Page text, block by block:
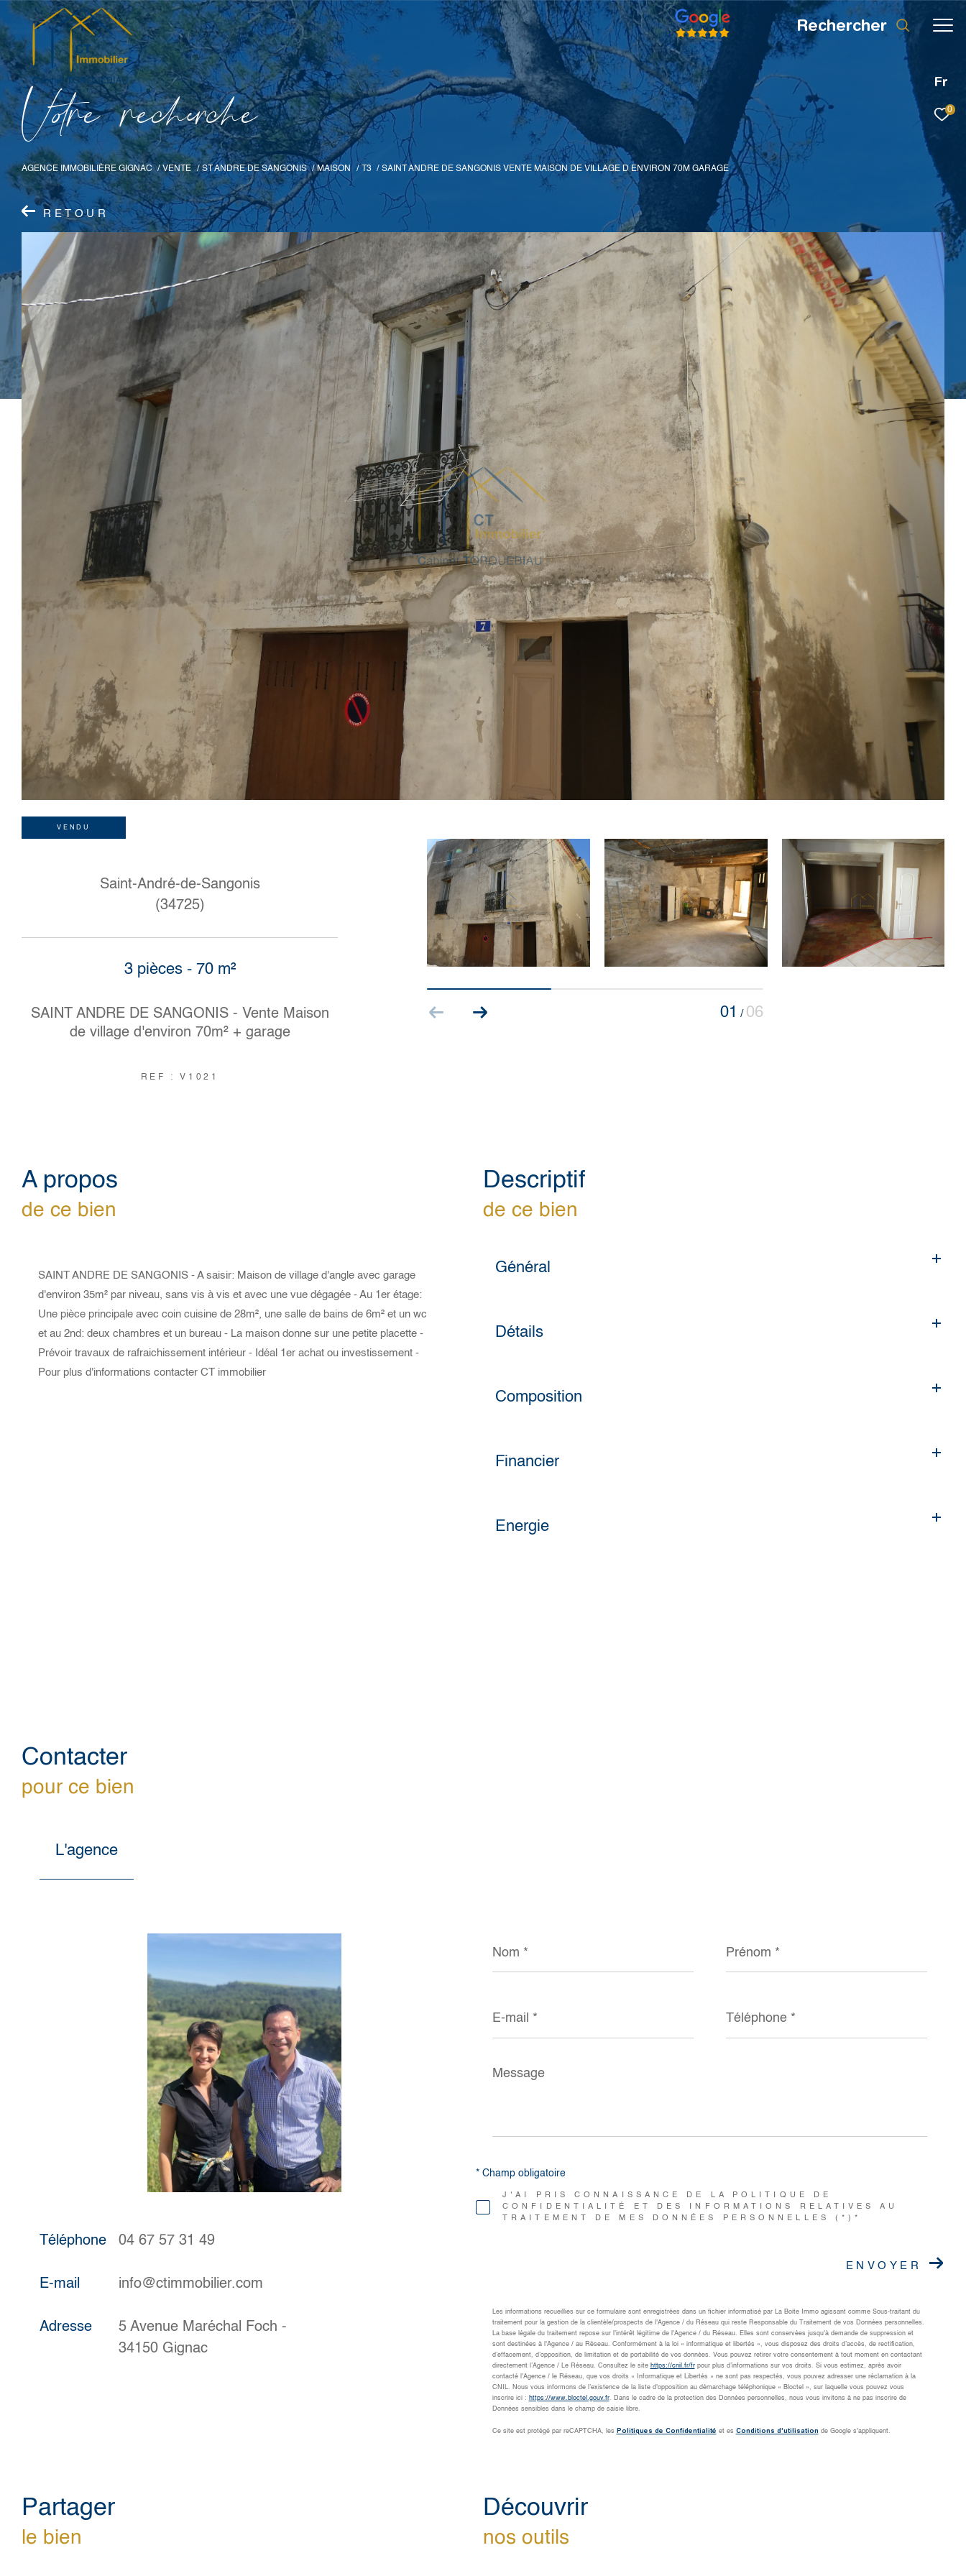
Fr
0
rechercher
Vore recece
AGENCE IMMOBILIÈRE GIGNAC VENTE ST ANDRE DE SANGONIS MAISON T3 SAINT ANDRE DE SANGONIS VENTE MAISON DE VILLAGE D ENVIRON 70M GARAGE
RETOUR
VENDU
01 / 06
Saint-André-de-Sangonis
(34725)
3 pièces - 70 m²
SAINT ANDRE DE SANGONIS - Vente Maison
de village d'environ 70m² + garage
REF : V1021
a propos
de ce bien
SAINT ANDRE DE SANGONIS - A saisir: Maison de village d'angle avec garage
d'environ 35m² par niveau, sans vis à vis et avec une vue dégagée - Au 1er étage:
Une pièce principale avec coin cuisine de 28m², une salle de bains de 6m² et un wc
et au 2nd: deux chambres et un bureau - La maison donne sur une petite placette -
Prévoir travaux de rafraichissement intérieur - Idéal 1er achat ou investissement -
Pour plus d'informations contacter CT immobilier
descriptif
de ce bien
Général
Détails
Composition
Financier
Energie
Contacter
pour ce bien
L'agence
Téléphone 04 67 57 31 49
E-mail info@ctimmobilier.com
Adresse
5 Avenue Maréchal Foch -
34150 Gignac
*
*
mail
*
Message
*
J'AI PRIS CONNAISSANCE DE LA POLITIQUE DE
CONFIDENTIALITÉ ET DES INFORMATIONS RELATIVES AU
TRAITEMENT DE MES DONNÉES PERSONNELLES (*)*
* Champ obligatoire
ENVOYER
Les informations recueillies sur ce formulaire sont enregistrées dans un fichier informatisé par La Boite Immo agissant comme Sous-traitant du
traitement pour la gestion de la clientèle/prospects de l'Agence / du Réseau qui reste Responsable du Traitement de vos Données personnelles.
La base légale du traitement repose sur l'intérêt légitime de l'Agence / du Réseau. Elles sont conservées jusqu'à demande de suppression et
sont destinées à l'Agence / au Réseau. Conformément à la loi « informatique et libertés », vous disposez des droits d’accès, de rectification,
d’effacement, d’opposition, de limitation et de portabilité de vos données. Vous pouvez retirer votre consentement à tout moment en contactant
directement l’Agence / Le Réseau. Consultez le site https://cnil.fr/frpour plus d’informations sur vos droits. Si vous estimez, après avoir
contacté l'Agence / le Réseau, que vos droits « Informatique et Libertés » ne sont pas respectés, vous pouvez adresser une réclamation à la
CNIL. Nous vous informons de l’existence de la liste d'opposition au démarchage téléphonique « Bloctel », sur laquelle vous pouvez vous
inscrire ici : https://www.bloctel.gouv.fr. Dans le cadre de la protection des Données personnelles, nous vous invitons à ne pas inscrire de
Données sensibles dans le champ de saisie libre.
Ce site est protégé par reCAPTCHA, les Politiques de Confidentialité et es Conditions d'utilisation de Google s'appliquent.
partager
le bien
découvrir
nos outils